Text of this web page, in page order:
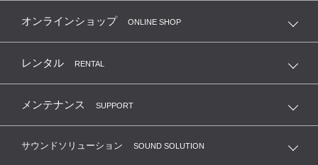
MSC 弦楽器友の会
オンラインショップ ONLINE SHOP
レンタル RENTAL
メンテナンス SUPPORT
サウンドソリューション SOUND SOLUTION